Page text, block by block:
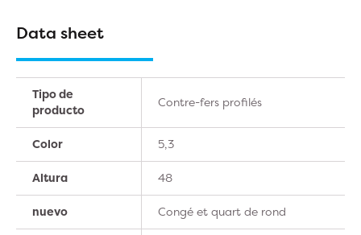
Data sheet
Tipo de
producto
Contre-fers profilés
Color 5,3
Altura 48
nuevo Congé et quart de rond